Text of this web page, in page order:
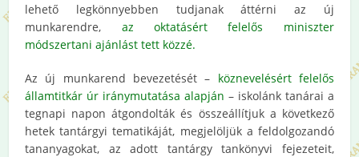
lehető legkönnyebben tudjanak áttérni az új
munkarendre, az oktatásért felelős miniszter
módszertani ajánlást tett közzé.
Az új munkarend bevezetését – köznevelésért felelős
államtitkár úr iránymutatása alapján – iskolánk tanárai a
tegnapi napon átgondolták és összeállítjuk a következő
hetek tantárgyi tematikáját, megjelöljük a feldolgozandó
tananyagokat, az adott tantárgy tankönyvi fejezeteit,